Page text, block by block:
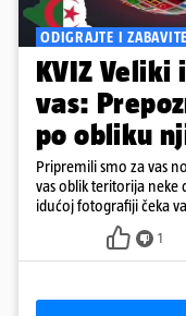
ODIGRAJTE I
KVIZ Veliki
vas:
po obliku
Pripremili smo za vas
vas oblik teritorija neke
idućoj fotografiji čeka
možete sve ispravno
kviz, malo se zabavite
od toplinskog vala...
1